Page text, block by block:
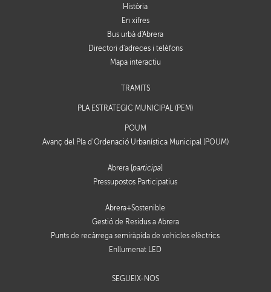
Història
En xifres
Bus urbà d'Abrera
Directori d'adreces i telèfons
Mapa interactiu
TRÀMITS
PLA ESTRATÈGIC MUNICIPAL (PEM)
POUM
Avanç del Pla d’Ordenació Urbanística Municipal (POUM)
Abrera [participa
Pressupostos Participatius
Abrera+Sostenible
Gestió de Residus a Abrera
Punts de recàrrega semiràpida de vehicles elèctrics
Enllumenat LED
SEGUEIX-NOS